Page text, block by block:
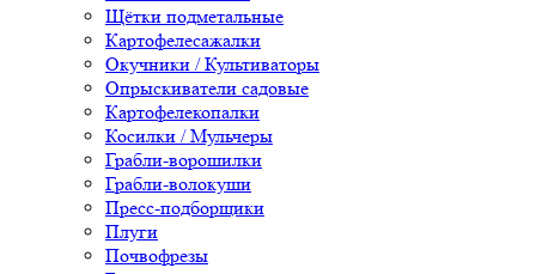
Щётки подметальные
Картофелесажалки
Окучники / Культиваторы
Опрыскиватели садовые
Картофелекопалки
Косилки / Мульчеры
Грабли-ворошилки
Грабли-волокуши
Пресс-подборщики
Плуги
Почвофрезы